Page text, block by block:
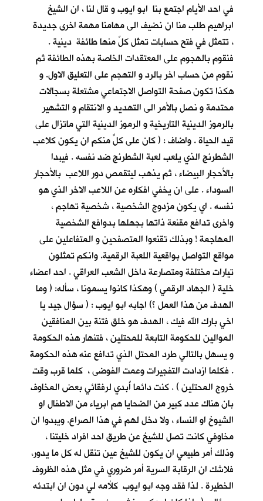
في احد الأيام اجتمع بنا ابو ايوب و قال لنا ، ان الشيخ
ابراهيم طلب منا ان نضيف الى مهامنا مهمة اخرى جديدة
، تتمثل في فتح حسابات تمثل كلٌ منها طائفة دينية .
فنقوم بالهجوم على المعتقدات الخاصة بهذه الطائفة ثم
نقوم من حساب اخر بالرد و التهجم على التعليق الاول. و
هكذا تكون صفحة التواصل الاجتماعي مشتعلة بسجالات
محتدمة و نصل بالأمر الى التهديد و الانتقام و التشهير
بالرموز الدينية التاريخية و الرموز الدينية التي ماتزال على
قيد الحياة . واضاف : ( كان على كلٍّ منكم ان يكون كلاعب
الشطرنج الذي يلعب لعبة الشطرنج ضد نفسه . فيبدا
بالأحجار البيضاء ، ثم يذهب ليتقمص دور اللاعب بالأحجار
السوداء . على ان يخفي افكاره عن اللاعب الاخر الذي هو
نفسه . اي يكون مزدوج الشخصية ، شخصية تهاجم ،
واخرى تدافع مقنعة ذاتها بجهلها بدوافع الشخصية
المهاجمة ! وبذلك تقنعوا المتصفحين و المتفاعلين على
مواقع التواصل بواقعية اللعبة الرقمية. وانكم تمثلون
تيارات مختلفة ومتصارعة داخل الشعب العراقي . احد اعضاء
خلية ( الجهاد الرقمي ) وهكذا كانوا يسمونا ، سأله: ( وما
الهدف من هذا العمل ؟) اجابه ابو ايوب : ( سؤال جيد يا
اخي بارك الله فيك ، الهدف هو خلق فتنة بين المنافقين
الموالين للحكومة التابعة للمحتلين ، فتنهار هذه الحكومة
و يسهل بالتالي طرد المحتل الذي تدافع عنه هذه الحكومة
. فكلما ازدادت التفجيرات وعمت الفوضى ، كلما قرب وقت
خروج المحتلين ) . كنت دائما أُبدي لرفقائي بعض المخاوف
بان هناك عدد كبير من الضحايا هم ابرياء من الاطفال او
الشيوخ او النساء ، ولا دخل لهم في هذا الصراع. ويبدوا ان
مخاوفي كانت تصل للشيخ عن طريق احد افراد خليتنا ،
وذلك أمر طبيعي ان يكون للشيخ عين تنقل له كل ما يدور،
فلاشك ان الرقابة السرية أمر ضروري في مثل هذه الظروف
الخطيرة . لذا فقد وجه ابو ايوب كلأمه لي دون ان ابتدئه